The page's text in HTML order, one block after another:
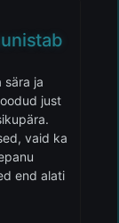
sära ja
just
vaid ka
end alati